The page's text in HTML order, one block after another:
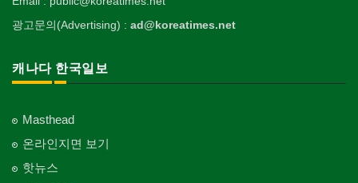
의사-가정의
의사-기타
Multi Specialty
의사-정신과
자수
Private Lesson-Flower Arrangement
개인지도-기타
직업소개 에이전트
Cleaning
카펫 청소
Roofing
Curtain/Carpet
자동차-청소
Auto Cleaning
태권도/무술
Taekwondo/Martial Arts
Nursing Home
Sauna
Skin Care
화장품
Cosmetics
한국정부기관
Korean Governmental Organization
한인회
Korean Cultural Association
Newspaper/TV/Radio
한국기업 현지법인/지사
Korean Enterprises In Canada
광고문의(Advertising) : ad@koreatimes.net
캐나다 한국일보
Masthead
온라인지면 보기
핫뉴스